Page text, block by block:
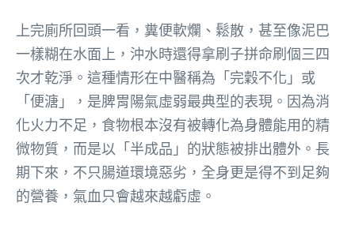
上完廁所回頭一看，糞便軟爛、鬆散，甚至像泥巴
一樣糊在水面上，沖水時還得拿刷子拼命刷個三四
次才乾淨。這種情形在中醫稱為「完穀不化」或
「便溏」，是脾胃陽氣虛弱最典型的表現。因為消
化火力不足，食物根本沒有被轉化為身體能用的精
微物質，而是以「半成品」的狀態被排出體外。長
期下來，不只腸道環境惡劣，全身更是得不到足夠
的營養，氣血只會越來越虧虛。